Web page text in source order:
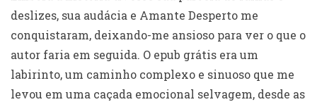
deslizes, sua audácia e Amante Desperto me
conquistaram, deixando-me ansioso para ver o que o
autor faria em seguida. O epub grátis era um
labirinto, um caminho complexo e sinuoso que me
levou em uma caçada emocional selvagem, desde as